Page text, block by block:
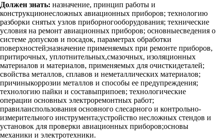
Должен знать: назначение, принцип работы и
конструкциюнесложных авиационных приборов; технологию
разборки снятых узлов приборногооборудования; технические
условия на ремонт авиационных приборов; основныесведения о
системе допусков и посадок, параметрах обработки
поверхностей;назначение применяемых при ремонте приборов,
притирочных, уплотнительных,смазочных, изоляционных
материалов и материалов, применяемых для очисткидеталей;
свойства металлов, сплавов и неметаллических материалов;
причиныкоррозии металлов и способы ее предупреждения;
технологию пайки и составыприпоев; технологические
операции основных электроремонтных работ;
правилаиспользования основного слесарного и контрольно-
измерительного инструмента;устройство несложных стендов и
установок для проверки авиационных приборов;основы
механики и электротехники.